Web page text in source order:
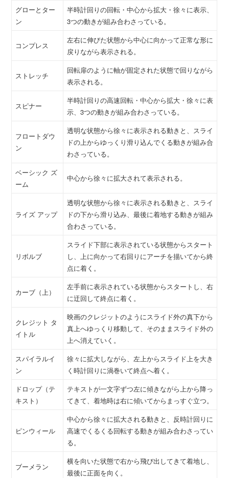
グローとター
ン
半時計回りの回転・中心から拡大・徐々に表示、
3つの動きが組み合わさっている。
コンプレス
左右に伸びた状態から中心に向かって正常な形に
戻りながら表示される。
ストレッチ
回転扉のように軸が固定された状態で回りながら
表示される。
スピナー
半時計回りの高速回転・中心から拡大・徐々に表
示、3つの動きが組み合わさっている。
フロートダウ
ン
透明な状態から徐々に表示される動きと、スライ
ドの上からゆっくり滑り込んでくる動きが組み合
わさっている。
ベーシック ズ
ーム
中心から徐々に拡大されて表示される。
ライズ アップ
透明な状態から徐々に表示される動きと、スライ
ドの下から滑り込み、最後に着地する動きが組み
合わさっている。
リボルブ
スライド下部に表示されている状態からスタート
し、上に向かって右回りにアーチを描いてから終
点に着く。
カーブ（上）
左手前に表示されている状態からスタートし、右
に迂回して終点に着く。
クレジット タ
イトル
映画のクレジットのようにスライド外の真下から
真上へゆっくり移動して、そのままスライド外の
上へ消えていく。
スパイラルイ
ン
徐々に拡大しながら、左上からスライド上を大き
く時計回りに渦巻いて終点へ着く。
ドロップ（テ
キスト）
テキストが一文字ずつ左に傾きながら上から降っ
てきて、着地時は右に傾いてからまっすぐ立つ。
ピンウィール
中心から徐々に拡大される動きと、反時計回りに
高速でくるくる回転する動きが組み合わさってい
る。
ブーメラン
横を向いた状態で右から飛び出してきて着地し、
最後に正面を向く。